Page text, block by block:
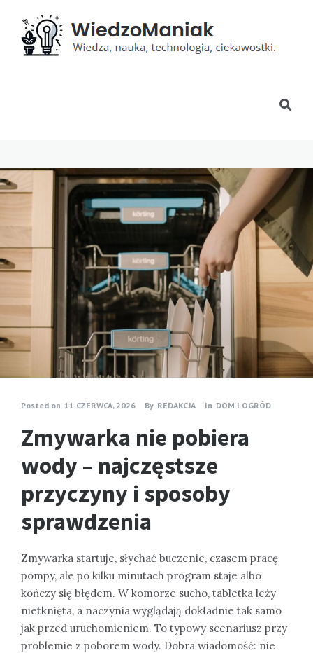
Posted on 11 CZERWCA, 2026 By REDAKCJA In DOM I OGRÓD
Zmywarka nie pobiera
wody – najczęstsze
przyczyny i sposoby
sprawdzenia
Zmywarka startuje, słychać buczenie, czasem pracę
pompy, ale po kilku minutach program staje albo
kończy się błędem. W komorze sucho, tabletka leży
nietknięta, a naczynia wyglądają dokładnie tak samo
jak przed uruchomieniem. To typowy scenariusz przy
problemie z poborem wody. Dobra wiadomość: nie